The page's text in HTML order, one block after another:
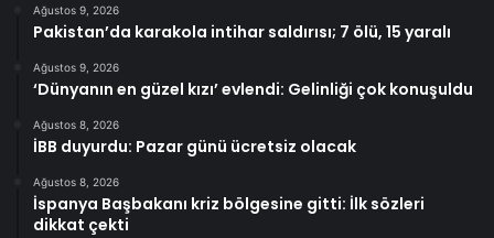
Ağustos 9, 2026
Pakistan’da karakola intihar saldırısı; 7 ölü, 15 yaralı
Ağustos 9, 2026
‘Dünyanın en güzel kızı’ evlendi: Gelinliği çok konuşuldu
Ağustos 8, 2026
İBB duyurdu: Pazar günü ücretsiz olacak
Ağustos 8, 2026
İspanya Başbakanı kriz bölgesine gitti: İlk sözleri
dikkat çekti